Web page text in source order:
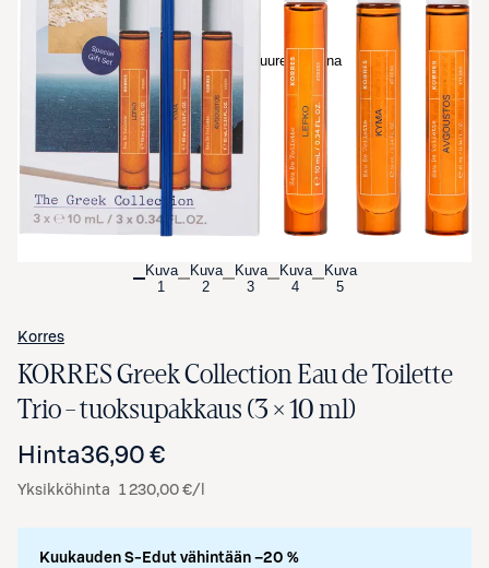
Avaa tuotekuva suurennettuna
Kuva
1
Kuva
2
Kuva
3
Kuva
4
Kuva
5
Korres
KORRES Greek Collection Eau de Toilette
Trio – tuoksupakkaus (3 × 10 ml)
Hinta36,90 €
Yksikköhinta 1 230,00 €/l
Kuukauden S-Edut vähintään –20 %